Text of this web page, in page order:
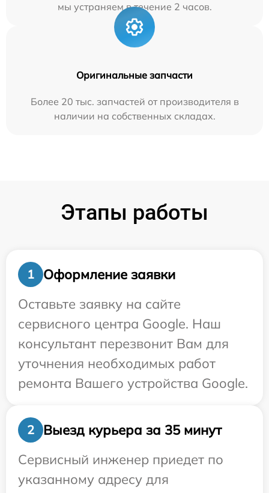
мы устраняем в течение 2 часов.
Оригинальные запчасти
Более 20 тыс. запчастей от производителя в
наличии на собственных складах.
Этапы работы
1
Оформление заявки
Оставьте заявку на сайте
сервисного центра Google. Наш
консультант перезвонит Вам для
уточнения необходимых работ
ремонта Вашего устройства Google.
2
Выезд курьера за 35 минут
Сервисный инженер приедет по
указанному адресу для